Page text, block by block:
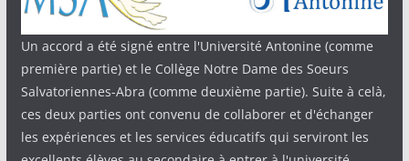
Un accord a été signé entre l'Université Antonine (comme
première partie) et le Collège Notre Dame des Soeurs
Salvatoriennes-Abra (comme deuxième partie). Suite à celà,
ces deux parties ont convenu de collaborer et d'échanger
les expériences et les services éducatifs qui serviront les